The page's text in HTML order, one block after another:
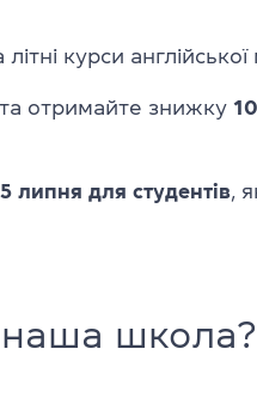
курси
отримайте знижку
липня для студентів,
школа?